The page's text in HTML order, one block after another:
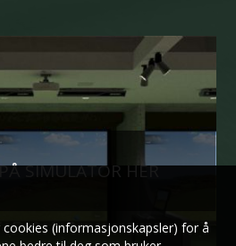
SIMULATOR HER
(informasjonskapsler) for å